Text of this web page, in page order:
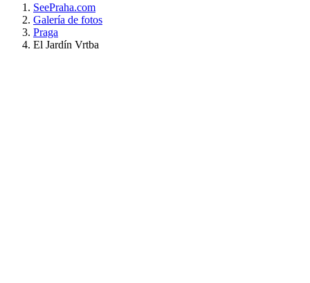
SeePraha.com
Galería de fotos
Praga
El Jardín Vrtba